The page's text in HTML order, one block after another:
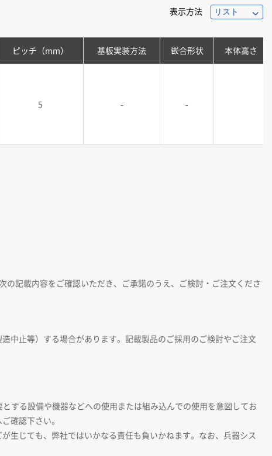
表示方法
ピッチ（mm） 基板実装方法 嵌合形状 本体高さ
5 - -
の記載内容をご確認いただき、ご承諾のうえ、ご検討・ご注文くださ
中止等）する場合があります。記載製品のご採用のご検討やご注文
する設備や機器などへの使用または組み込んでの使用を意図してお
確認下さい。
生じても、弊社ではいかなる責任も負いかねます。なお、兵器シス